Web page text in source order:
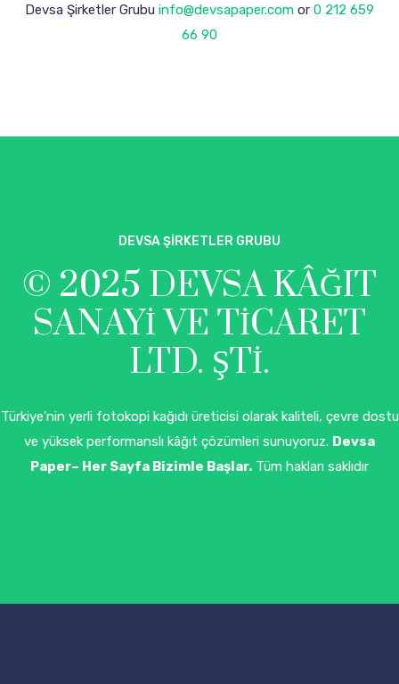
Devsa Şirketler Grubu info@devsapaper.com or 0 212 659
66 90
DEVSA ŞIRKETLER GRUBU
© 2025 DEVSA KÂĞIT
SANAYI VE TICARET
LTD. ŞTI.
Türkiye'nin yerli fotokopi kağıdı üreticisi olarak kaliteli, çevre dostu
ve yüksek performanslı kâğıt çözümleri sunuyoruz. Devsa
Paper– Her Sayfa Bizimle Başlar. Tüm hakları saklıdır